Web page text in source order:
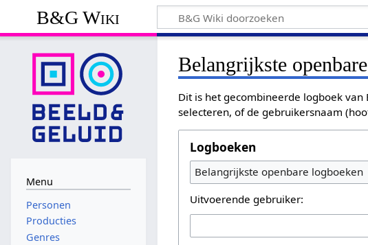
B&G Wiki
Belangrijkste
Dit is het gecombineerde logboek
selecteren, of de gebruikersnaam
Logboeken
Belangrijkste openbare logboeken
Uitvoerende gebruiker:
Menu
Personen
Producties
Genres